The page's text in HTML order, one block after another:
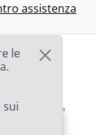
assistenza
del fornitore da
le